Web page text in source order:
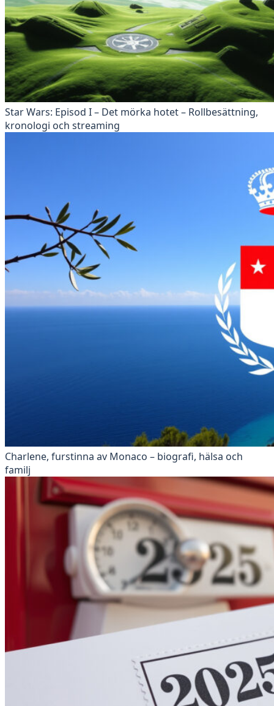
Star Wars: Episod I – Det mörka hotet – Rollbesättning,
kronologi och streaming
Charlene, furstinna av Monaco – biografi, hälsa och
familj